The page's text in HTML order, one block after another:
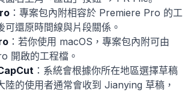
：專案包內附相容於 Premiere Pro 的工
可還原時間線與片段關係。
：若你使用 macOS，專案包內附可由
開啟的工程檔。
：系統會根據你所在地區選擇草稿
陸的使用者通常會收到 Jianying 草稿，